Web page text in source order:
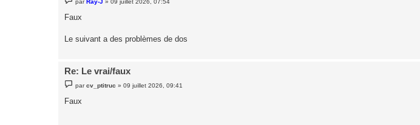
e
s
e
Faux
Le suivant a des problèmes de dos
Re: Le vrai/faux
e
s
parcv_ptitruc »09 juillet 2026, 09:41
Faux